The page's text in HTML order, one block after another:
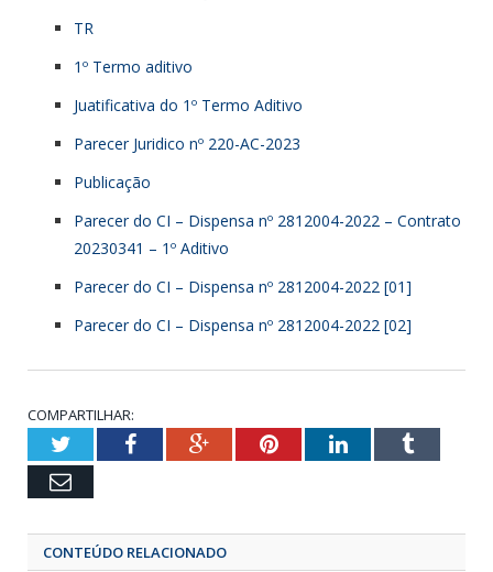
TR
1º Termo aditivo
Juatificativa do 1º Termo Aditivo
Parecer Juridico nº 220-AC-2023
Publicação
Parecer do CI – Dispensa nº 2812004-2022 – Contrato
20230341 – 1º Aditivo
Parecer do CI – Dispensa nº 2812004-2022 [01]
Parecer do CI – Dispensa nº 2812004-2022 [02]
COMPARTILHAR:
TwitterFacebookGoogle+Pinterest
LinkedIn
Email
CONTEÚDO RELACIONADO